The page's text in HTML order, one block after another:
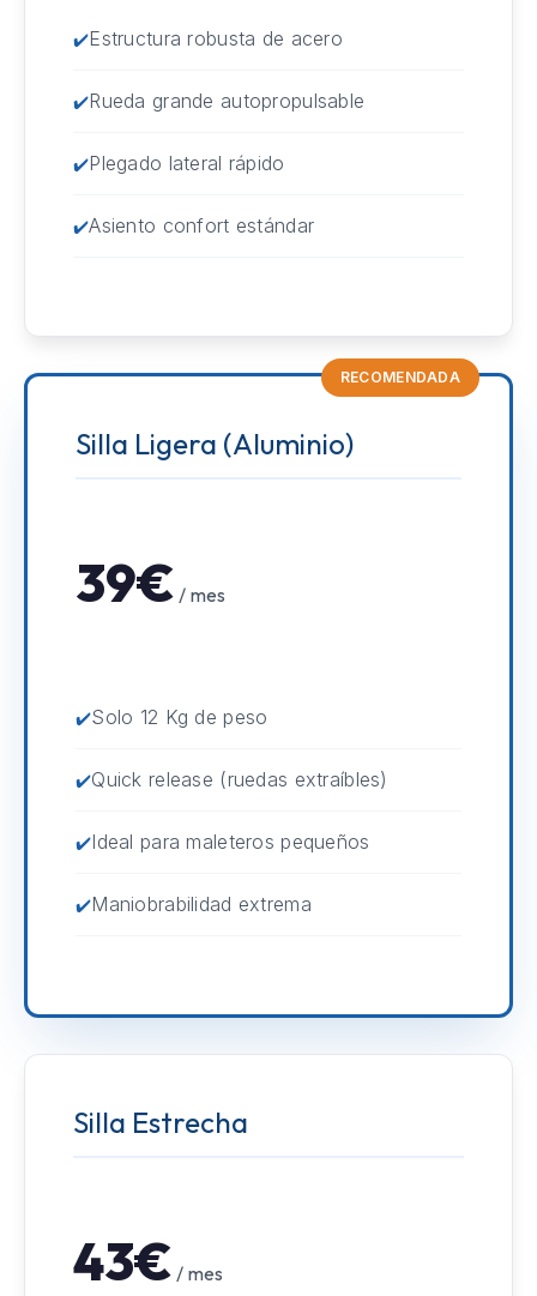
Estructura robusta de acero
Rueda grande autopropulsable
Plegado lateral rápido
Asiento confort estándar
RECOMENDADA
Silla Ligera (Aluminio)
39€ / mes
Solo 12 Kg de peso
Quick release (ruedas extraíbles)
Ideal para maleteros pequeños
Maniobrabilidad extrema
Silla Estrecha
43€ / mes